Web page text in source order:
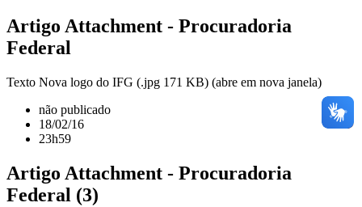
Artigo Attachment - Procuradoria
Federal
Texto Nova logo do IFG (.jpg 171 KB) (abre em nova janela)
não publicado
18/02/16
23h59
Artigo Attachment - Procuradoria
Federal (3)